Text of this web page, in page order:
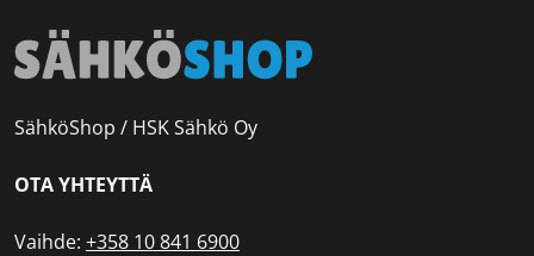
SähköShop / HSK Sähkö Oy
OTA YHTEYTTÄ
Vaihde: +358 10 841 6900